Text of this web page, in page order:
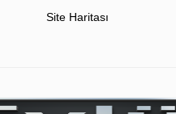
Site Haritası